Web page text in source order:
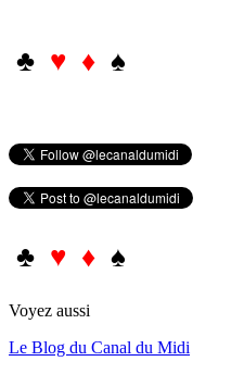
♣ ♥ ♦ ♠
♣ ♥ ♦ ♠
Voyez aussi
Le Blog du Canal du Midi